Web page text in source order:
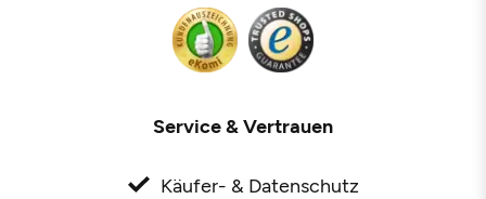
Service & Vertrauen
Käufer- & Datenschutz